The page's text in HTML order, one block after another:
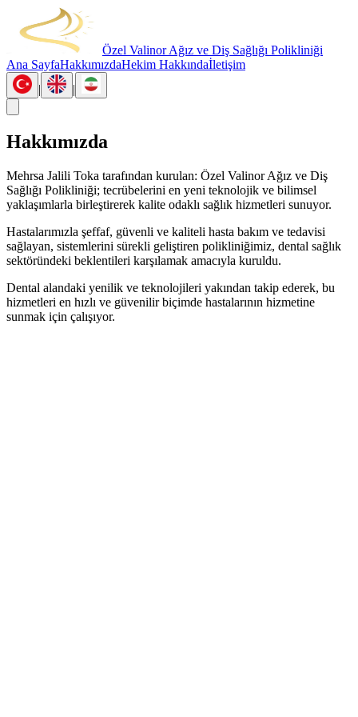
Özel Valinor Ağız ve Diş Sağlığı Polikliniği
Ana SayfaHakkımızdaHekim Hakkındaİletişim
|
|
Hakkımızda
Mehrsa Jalili Toka tarafından kurulan: Özel Valinor Ağız ve Diş
Sağlığı Polikliniği; tecrübelerini en yeni teknolojik ve bilimsel
yaklaşımlarla birleştirerek kalite odaklı sağlık hizmetleri sunuyor.
Hastalarımızla şeffaf, güvenli ve kaliteli hasta bakım ve tedavisi
sağlayan, sistemlerini sürekli geliştiren polikliniğimiz, dental sağlık
sektöründeki beklentileri karşılamak amacıyla kuruldu.
Dental alandaki yenilik ve teknolojileri yakından takip ederek, bu
hizmetleri en hızlı ve güvenilir biçimde hastalarının hizmetine
sunmak için çalışıyor.